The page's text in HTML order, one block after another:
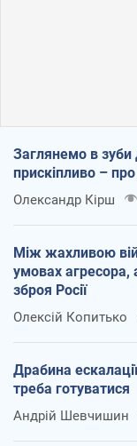
Заглянемо в зуби
прискіпливо –
Олександр Кірш
Між жахливою
умовах агресора,
зброя Росії
Олексій Копитько
Драбина
треба готуватися
Андрій Шевчишин